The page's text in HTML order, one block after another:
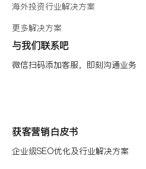
海外投资行业解决方案
更多解决方案
与我们联系吧
微信扫码添加客服，即刻沟通业务
获客营销白皮书
企业级SEO优化及行业解决方案